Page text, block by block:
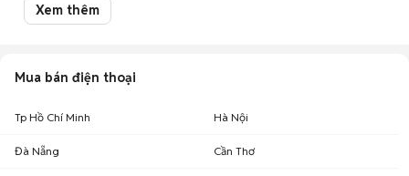
Mua bán Huawei Pura 70 cũ
Top 2 khoảng giá có nhiều tin mua bán Huawei Pura 70 nhất
: 6 điện thoại
Chợ Tốt - Nơi mua bán Huawei Pura 70 cũ giá tốt nhất!
Xem thêm
Mua bán điện thoại
Tp Hồ Chí Minh Hà Nội
Đà Nẵng Cần Thơ